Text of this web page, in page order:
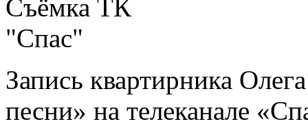
Запись квартирника
песни» на телеканале